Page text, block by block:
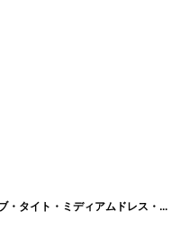
ディアムドレス・ワンピース[MIRIN着用][送料無料]